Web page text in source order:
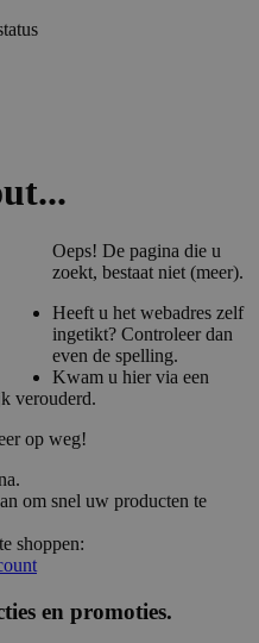
Oeps! De pagina die u
zoekt, bestaat niet (meer).
Heeft u het webadres zelf
ingetikt? Controleer dan
even de spelling.
Kwam u hier via een
verouderd.
op weg!
om snel uw producten te
shoppen:
en promoties.